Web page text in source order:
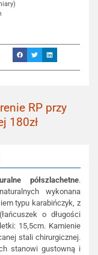
RP przy
180zł
półszlachetne.
wykonana
typu karabińczyk, z
o długości
15,5cm. Kamienie
stali chirurgicznej.
stanowi gustowną i